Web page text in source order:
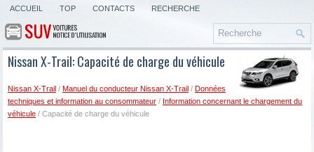
ACCUEIL TOP CONTACTS RECHERCHE
Nissan X-Trail: Capacité de charge du véhicule
Nissan X-Trail /Manuel du conducteur Nissan X-Trail /Données
techniques et information au consommateur / Information concernant le chargement du
véhicule / Capacité de charge du véhicule